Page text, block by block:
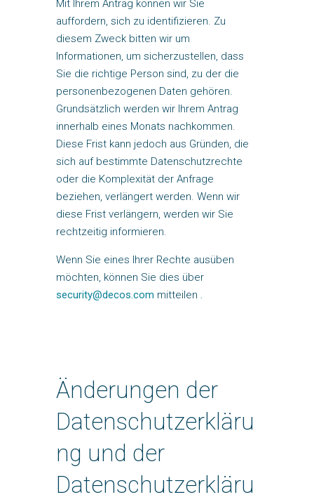
Mit Ihrem Antrag können wir Sie
auffordern, sich zu identifizieren. Zu
diesem Zweck bitten wir um
Informationen, um sicherzustellen, dass
Sie die richtige Person sind, zu der die
personenbezogenen Daten gehören.
Grundsätzlich werden wir Ihrem Antrag
innerhalb eines Monats nachkommen.
Diese Frist kann jedoch aus Gründen, die
sich auf bestimmte Datenschutzrechte
oder die Komplexität der Anfrage
beziehen, verlängert werden. Wenn wir
diese Frist verlängern, werden wir Sie
rechtzeitig informieren.
Wenn Sie eines Ihrer Rechte ausüben
möchten, können Sie dies über
security@decos.com mitteilen .
Änderungen der
Datenschutzerkläru
ng und der
Datenschutzerkläru